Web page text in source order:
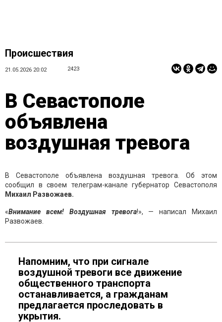
Происшествия
21.05.2026 20:02 2423
В Севастополе
объявлена
воздушная тревога
В Севастополе объявлена воздушная тревога. Об этом
сообщил в своем телеграм-канале губернатор Севастополя
Михаил Развожаев.
«Внимание всем! Воздушная тревога!», — написал Михаил
Развожаев.
Напомним, что при сигнале
воздушной тревоги все движение
общественного транспорта
останавливается, а гражданам
предлагается проследовать в
укрытия.